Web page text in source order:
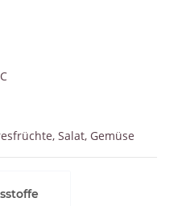
Salat, Gemüse